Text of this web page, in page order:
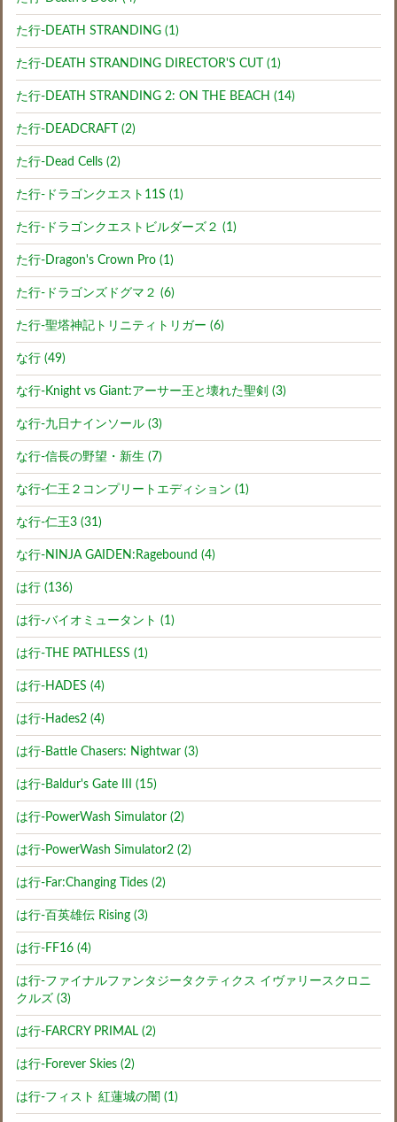
た行-DEATH STRANDING (1)
た行-DEATH STRANDING DIRECTOR'S CUT (1)
た行-DEATH STRANDING 2: ON THE BEACH (14)
た行-DEADCRAFT (2)
た行-Dead Cells (2)
た行-ドラゴンクエスト11S (1)
た行-ドラゴンクエストビルダーズ２ (1)
た行-Dragon's Crown Pro (1)
た行-ドラゴンズドグマ２ (6)
た行-聖塔神記トリニティトリガー (6)
な行 (49)
な行-Knight vs Giant:アーサー王と壊れた聖剣 (3)
な行-九日ナインソール (3)
な行-信長の野望・新生 (7)
な行-仁王２コンプリートエディション (1)
な行-仁王3 (31)
な行-NINJA GAIDEN:Ragebound (4)
は行 (136)
は行-バイオミュータント (1)
は行-THE PATHLESS (1)
は行-HADES (4)
は行-Hades2 (4)
は行-Battle Chasers: Nightwar (3)
は行-Baldur's Gate III (15)
は行-PowerWash Simulator (2)
は行-PowerWash Simulator2 (2)
は行-Far:Changing Tides (2)
は行-百英雄伝 Rising (3)
は行-FF16 (4)
は行-ファイナルファンタジータクティクス イヴァリースクロニ
クルズ (3)
は行-FARCRY PRIMAL (2)
は行-Forever Skies (2)
は行-フィスト 紅蓮城の闇 (1)